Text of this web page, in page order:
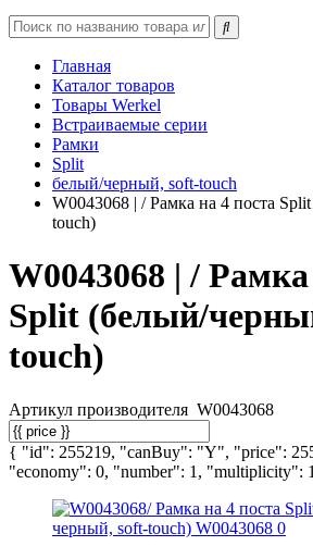
Главная
Каталог товаров
Товары Werkel
Встраиваемые серии
Рамки
Split
белый/черный, soft-touch
W0043068 | / Рамка на 4 поста
touch)
W0043068 | /
Split (белый/
touch)
Артикул производителя W0043068
{ "id": 255219, "canBuy": "Y", "price":
"economy": 0, "number": 1, "multiplicity":